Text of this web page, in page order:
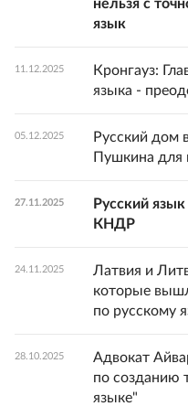
нельзя с
язык
11.12.2025
Кронгауз:
языка -
05.12.2025
Русский дом
Пушкина для
27.11.2025
Русский
КНДР
24.11.2025
Латвия и
которые
по русскому
28.10.2025
Адвокат
по созданию
языке"